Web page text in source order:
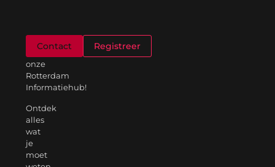
Welkom
onze
Rotterdam
Informatiehub!
Ontdek
alles
wat
je
moet
Contact Registreer